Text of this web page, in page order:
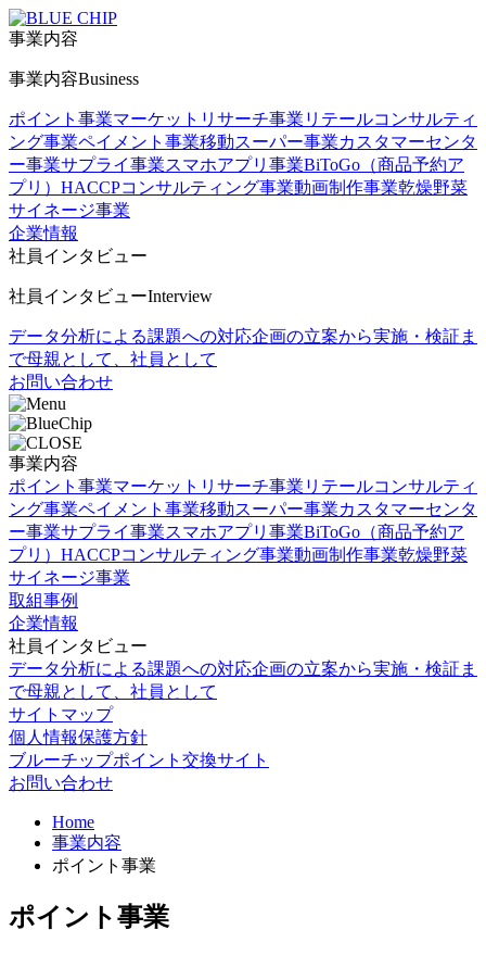
事業内容
事業内容Business
ポイント事業マーケットリサーチ事業 リテールコンサルティ
ング事業ペイメント事業移動スーパー事業カスタマーセンタ
ー事業サプライ事業スマホアプリ事業BiToGo（商品予約ア
プリ） HACCPコンサルティング事業動画制作事業乾燥野菜
サイネージ事業
企業情報
社員インタビュー
社員インタビューInterview
データ分析による課題への対応企画の立案から実施・検証ま
で母親として、社員として
お問い合わせ
事業内容
ポイント事業マーケットリサーチ事業 リテールコンサルティ
ング事業ペイメント事業移動スーパー事業カスタマーセンタ
ー事業サプライ事業スマホアプリ事業BiToGo（商品予約ア
プリ） HACCPコンサルティング事業動画制作事業乾燥野菜
サイネージ事業
取組事例
企業情報
社員インタビュー
データ分析による課題への対応企画の立案から実施・検証ま
で母親として、社員として
サイトマップ
個人情報保護方針
ブルーチップポイント交換サイト
お問い合わせ
Home
事業内容
ポイント事業
ポイント事業